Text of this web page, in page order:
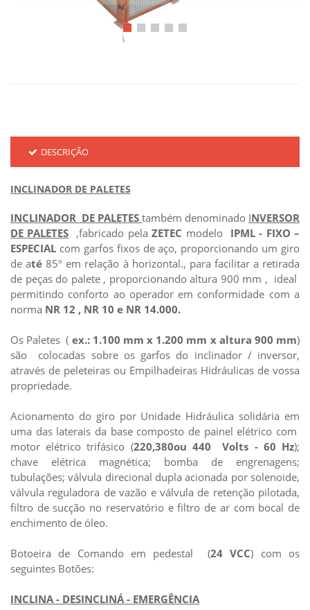
DESCRIÇÃO
INCLINADOR DE PALETES
INCLINADOR DE PALETES também denominado INVERSOR
DE PALETES ,fabricado pelaZETEC modelo IPML - FIXO –
ESPECIAL com garfos fixos de aço, proporcionando um giro
de até 85º em relação à horizontal., para facilitar a retirada
de peças do palete , proporcionando altura 900 mm , ideal
permitindo conforto ao operador em conformidade com a
norma NR 12 , NR 10 e NR 14.000.
Os Paletes ( ex.: 1.100 mm x 1.200 mm x altura 900 mm)
são colocadas sobre os garfos do inclinador / inversor,
através de peleteiras ou Empilhadeiras Hidráulicas de vossa
propriedade.
Acionamento do giro por Unidade Hidráulica solidária em
uma das laterais da base composto de painel elétrico com
motor elétrico trifásico (220,380ou 440 Volts - 60 Hz);
chave elétrica magnética; bomba de engrenagens;
tubulações; válvula direcional dupla acionada por solenoide,
válvula reguladora de vazão e válvula de retenção pilotada,
filtro de sucção no reservatório e filtro de ar com bocal de
enchimento de óleo.
Botoeira de Comando em pedestal (24 VCC) com os
seguintes Botões:
INCLINA - DESINCLINÁ - EMERGÊNCIA